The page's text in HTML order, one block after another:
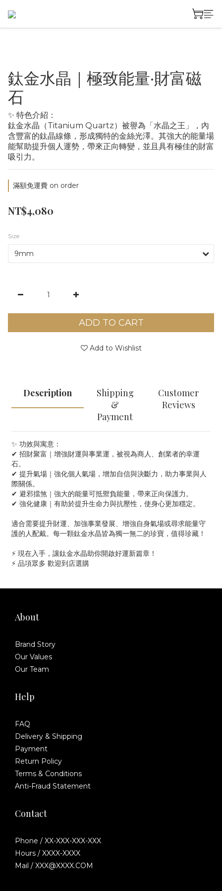
鈦金水晶｜極致能量·財富磁
石
✨ 特色介紹：
鈦金水晶（Titanium Quartz）被譽為「水晶之王」，內
含豐富的鈦晶線條，形成獨特的金絲光澤。其強大的能量場
能幫助提升個人運勢，帶來正向轉變，並且具有極佳的財富
吸引力。
滿額免運費 on order
NT$4,080
Size
ADD TO CART
Add to Wishlist
Description
Shipping
&
Payment
Customer
Reviews
✨ 功效與寓意：
✔ 招財聚富｜增強財運與事業運，被視為商人、創業者的幸運
石。
✔ 提升氣場｜強化個人氣場，增加自信與決斷力，助力事業與人
際關係。
✔ 避邪擋煞｜強大的能量可抵禦負能量，帶來正向保護力。
✔ 強化健康｜有助於提升生命力與抗壓性，使身心更加穩定。
適合需要提升財運、加強事業發展、增強自身氣場或尋求能量守
護的人配戴。每一顆鈦金水晶皆為獨一無二的珍寶，值得珍藏！
⚡ 現在入手，讓鈦金水晶助你開啟好運新篇章！
⚡ 品項眾多 歡迎到店選購
About
Brand Story
Our Values
Our Team
Help
FAQ
Delivery & Shipping
Payment
Return Policy
Terms & Conditions
Anti-Fraud Statement
Contact
Phone / XX-XXX-XXX-XXX
Hours / XXXX-XXXX
Mail / XXX@XXXX.COM